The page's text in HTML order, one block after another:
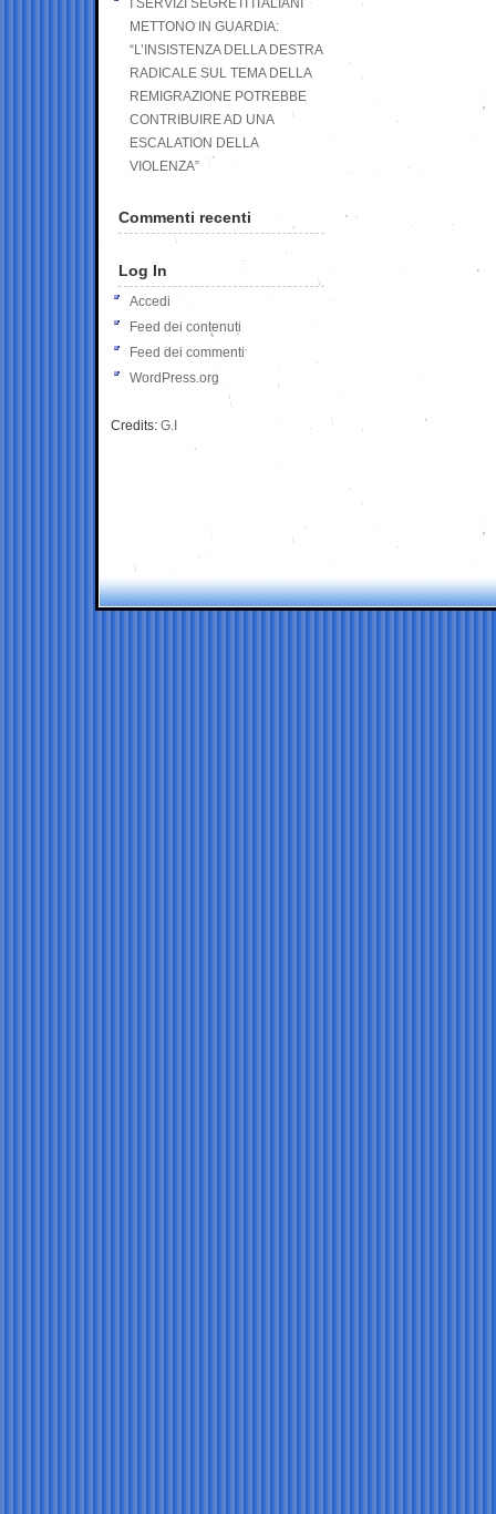
I SERVIZI SEGRETI ITALIANI
METTONO IN GUARDIA:
“L’INSISTENZA DELLA DESTRA
RADICALE SUL TEMA DELLA
REMIGRAZIONE POTREBBE
CONTRIBUIRE AD UNA
ESCALATION DELLA
VIOLENZA”
Commenti recenti
Log In
Accedi
Feed dei contenuti
Feed dei commenti
WordPress.org
Credits: G.I